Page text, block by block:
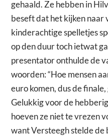
gehaald. Ze hebben in
beseft dat het kijken naar
kinderachtige spelletjes
op den duur toch ietwat
presentator onthulde de
woorden: “Hoe mensen
euro komen, dus de
Gelukkig voor de
hoeven ze niet te vrezen
want Versteegh stelde